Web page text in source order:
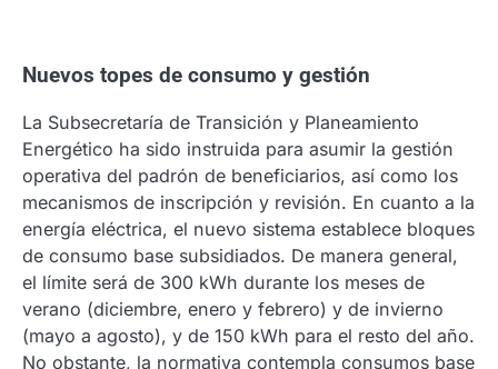
Nuevos topes de consumo y gestión
La Subsecretaría de Transición y Planeamiento
Energético ha sido instruida para asumir la gestión
operativa del padrón de beneficiarios, así como los
mecanismos de inscripción y revisión. En cuanto a la
energía eléctrica, el nuevo sistema establece bloques
de consumo base subsidiados. De manera general,
el límite será de 300 kWh durante los meses de
verano (diciembre, enero y febrero) y de invierno
(mayo a agosto), y de 150 kWh para el resto del año.
No obstante, la normativa contempla consumos base